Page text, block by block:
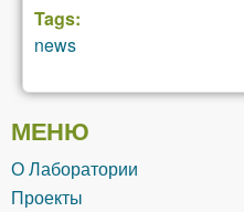
Tags:
news
МЕНЮ
О Лаборатории
Проекты